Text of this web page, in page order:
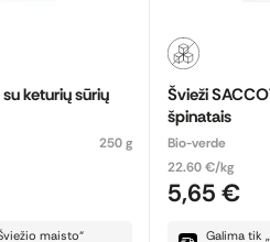
keturių sūrių
250 g
maisto“
Švieži
špinatais
Bio-verde
22.60 €/kg
5,65 €
Galima tik